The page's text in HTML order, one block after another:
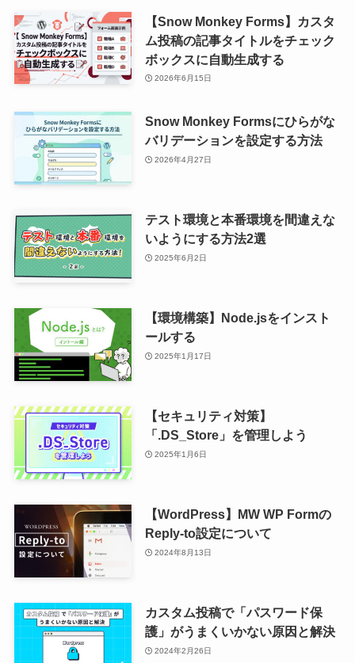
【Snow Monkey Forms】カスタ
ム投稿の記事タイトルをチェック
ボックスに自動生成する
2026年6月15日
Snow Monkey Formsにひらがな
バリデーションを設定する方法
2026年4月27日
テスト環境と本番環境を間違えな
いようにする方法2選
2025年6月2日
【環境構築】Node.jsをインスト
ールする
2025年1月17日
【セキュリティ対策】
「.DS_Store」を管理しよう
2025年1月6日
【WordPress】MW WP Formの
Reply-to設定について
2024年8月13日
カスタム投稿で「パスワード保
護」がうまくいかない原因と解決
2024年2月26日